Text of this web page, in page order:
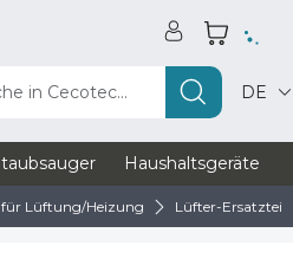
in Cecotec... DE
Haushaltsgeräte
für Lüftung/Heizung Lüfter-Ersatzteile